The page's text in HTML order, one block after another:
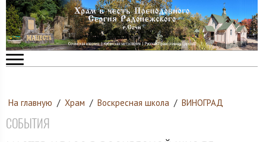
На главную / Храм / Воскресная школа / ВИНОГРАД
СОБЫТИЯ